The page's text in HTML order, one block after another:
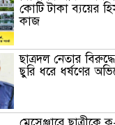
কোটি টাকা ব্যয়ের
কাজ
ছাত্রদল নেতার
ছুরি ধরে ধর্ষণের